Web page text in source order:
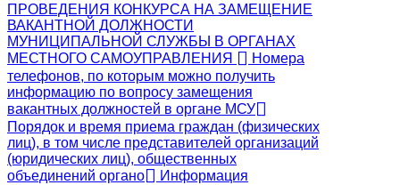
ПРОВЕДЕНИЯ КОНКУРСА НА ЗАМЕЩЕНИЕ
ВАКАНТНОЙ ДОЛЖНОСТИ
МУНИЦИПАЛЬНОЙ СЛУЖБЫ В ОРГАНАХ
МЕСТНОГО САМОУПРАВЛЕНИЯ
Номера
телефонов, по которым можно получить
информацию по вопросу замещения
вакантных должностей в органе МСУ
Порядок и время приема граждан (физических
лиц), в том числе представителей организаций
(юридических лиц), общественных
объединений органо
Информация